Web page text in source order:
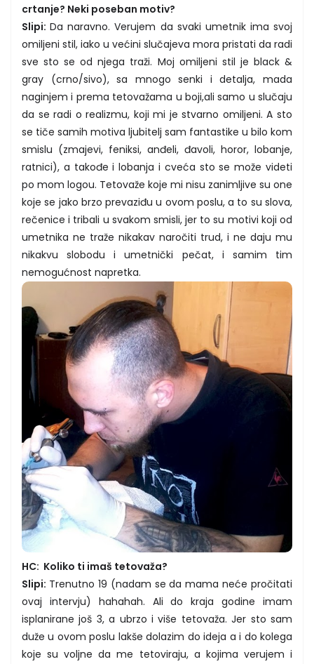
crtanje? Neki poseban motiv?
Slipi:Da naravno. Verujem da svaki umetnik ima svoj
omiljeni stil, iako u većini slučajeva mora pristati da radi
sve sto se od njega traži. Moj omiljeni stil je black &
gray (crno/sivo), sa mnogo senki i detalja, mada
naginjem i prema tetovažama u boji,ali samo u slučaju
da se radi o realizmu, koji mi je stvarno omiljeni. A sto
se tiče samih motiva ljubitelj sam fantastike u bilo kom
smislu (zmajevi, feniksi, anđeli, đavoli, horor, lobanje,
ratnici), a takođe i lobanja i cveća sto se može videti
po mom logou. Tetovaže koje mi nisu zanimljive su one
koje se jako brzo prevaziđu u ovom poslu, a to su slova,
rečenice i tribali u svakom smisli, jer to su motivi koji od
umetnika ne traže nikakav naročiti trud, i ne daju mu
nikakvu slobodu i umetnički pečat, i samim tim
nemogućnost napretka.
HC: Koliko ti imaš tetovaža?
Slipi: Trenutno 19 (nadam se da mama neće pročitati
ovaj intervju) hahahah. Ali do kraja godine imam
isplanirane još 3, a ubrzo i više tetovaža. Jer sto sam
duže u ovom poslu lakše dolazim do ideja a i do kolega
koje su voljne da me tetoviraju, a kojima verujem i